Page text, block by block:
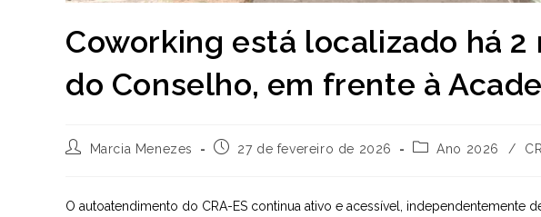
Coworking está localizado há
do Conselho, em frente à
AutorMarcia Menezes
Post27 de fevereiro de 2026
Categoria
Ano 2026 /
O autoatendimento do CRA-ES continua ativo e acessível, independentemente